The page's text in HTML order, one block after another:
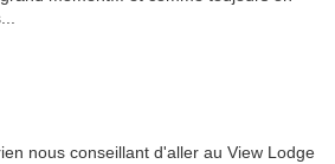
nous conseillant d'aller au View Lodge